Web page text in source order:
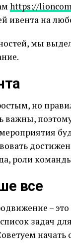
https://
ивента на
мы
но
важны,
роли
все
–
задач
начать